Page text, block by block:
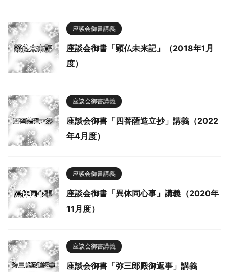
座談会御書講義
座談会御書「顕仏未来記」（2018年1月
度）
座談会御書講義
座談会御書「四菩薩造立抄」講義（2022
年4月度）
座談会御書講義
座談会御書「異体同心事」講義（2020年
11月度）
座談会御書講義
座談会御書「弥三郎殿御返事」講義